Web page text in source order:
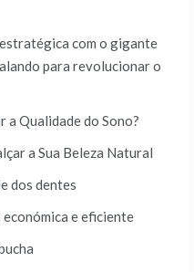
com o gigante
para revolucionar o
a Qualidade do Sono?
a Sua Beleza Natural
dos dentes
e eficiente